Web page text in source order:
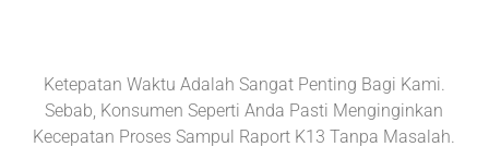
Ketepatan Waktu Adalah Sangat Penting Bagi Kami.
Sebab, Konsumen Seperti Anda Pasti Menginginkan
Kecepatan Proses Sampul Raport K13 Tanpa Masalah.